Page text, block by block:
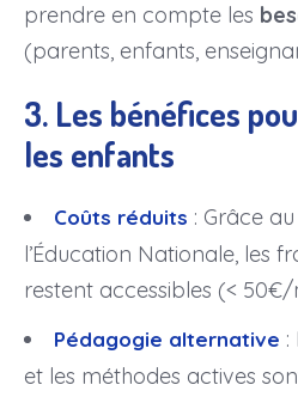
prendre en compte les
(parents, enfants,
3. Les bénéfices
les enfants
Coûts réduits : Grâce
l’Éducation Nationale, les
restent accessibles (< 50€/
Pédagogie alternative :
et les méthodes actives